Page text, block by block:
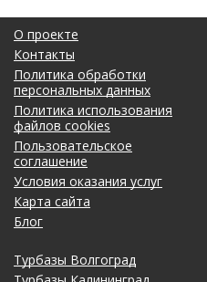
О проекте
Контакты
Политика обработки
персональных данных
Политика использования
файлов cookies
Пользовательское
соглашение
Условия оказания услуг
Карта сайта
Блог
Турбазы Волгоград